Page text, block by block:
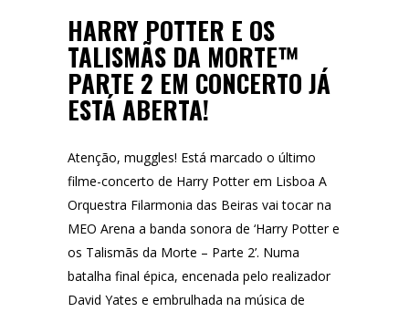
HARRY POTTER E OS
TALISMÃS DA MORTE™
PARTE 2 EM CONCERTO JÁ
ESTÁ ABERTA!
Atenção, muggles! Está marcado o último
filme-concerto de Harry Potter em Lisboa A
Orquestra Filarmonia das Beiras vai tocar na
MEO Arena a banda sonora de ‘Harry Potter e
os Talismãs da Morte – Parte 2’. Numa
batalha final épica, encenada pelo realizador
David Yates e embrulhada na música de